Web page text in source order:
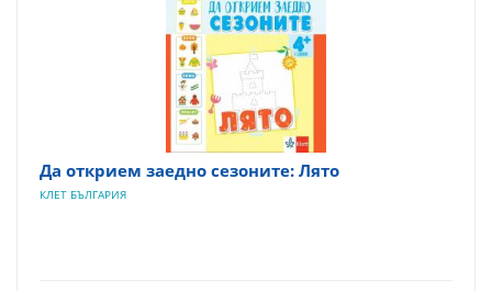
Да открием заедно сезоните: Лято
КЛЕТ БЪЛГАРИЯ